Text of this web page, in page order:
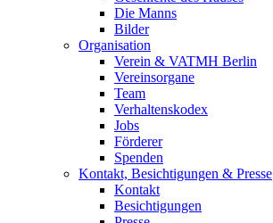
Die Manns
Bilder
Organisation
Verein & VATMH Berlin
Vereinsorgane
Team
Verhaltenskodex
Jobs
Förderer
Spenden
Kontakt, Besichtigungen & Presse
Kontakt
Besichtigungen